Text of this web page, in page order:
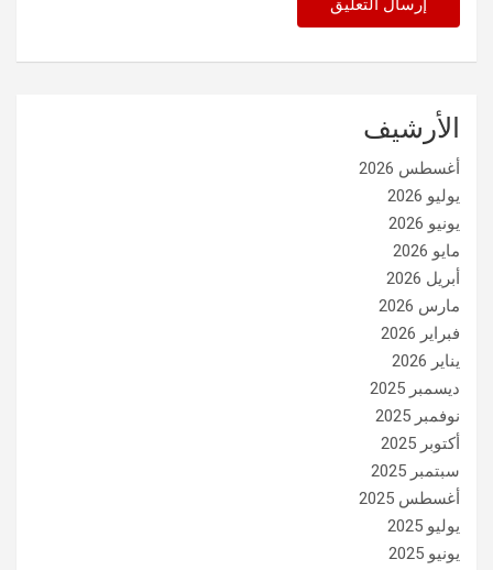
الأرشيف
أغسطس 2026
يوليو 2026
يونيو 2026
مايو 2026
أبريل 2026
مارس 2026
فبراير 2026
يناير 2026
ديسمبر 2025
نوفمبر 2025
أكتوبر 2025
سبتمبر 2025
أغسطس 2025
يوليو 2025
يونيو 2025